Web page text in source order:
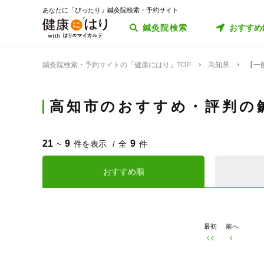
あなたに「ぴったり」鍼灸院検索・予約サイト
鍼灸院検索 おすす
鍼灸院検索・予約サイトの「健康にはり」TOP 高知県 【
高知市のおすすめ・評判
21 ~ 9 件を表示 全 9 件
おすすめ順
最初 前へ